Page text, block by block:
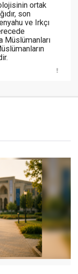
ortak
son
ve Irkçı
Müslümanları